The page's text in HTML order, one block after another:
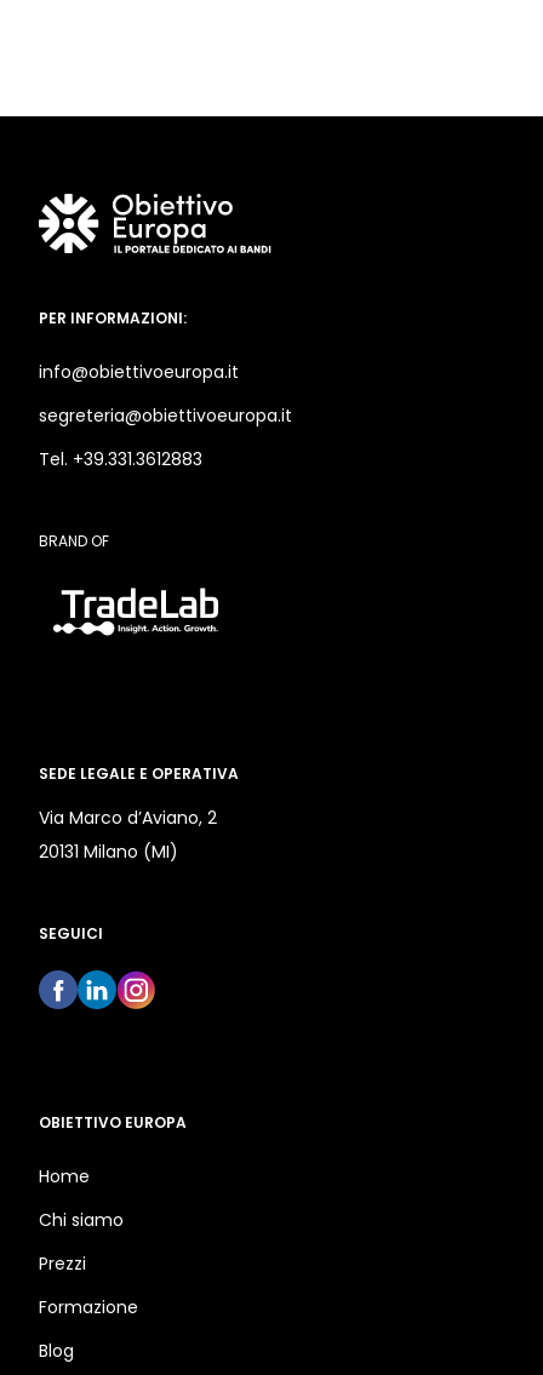
PER INFORMAZIONI:
info@obiettivoeuropa.it
segreteria@obiettivoeuropa.it
Tel. +39.331.3612883
BRAND OF
SEDE LEGALE E OPERATIVA
Via Marco d’Aviano, 2
20131 Milano (MI)
SEGUICI
OBIETTIVO EUROPA
Home
Chi siamo
Prezzi
Formazione
Blog